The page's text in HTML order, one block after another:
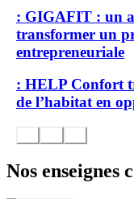
: GIGAFIT : un
transformer un
entrepreneuriale
: HELP Confort
de l’habitat en
Nos enseignes